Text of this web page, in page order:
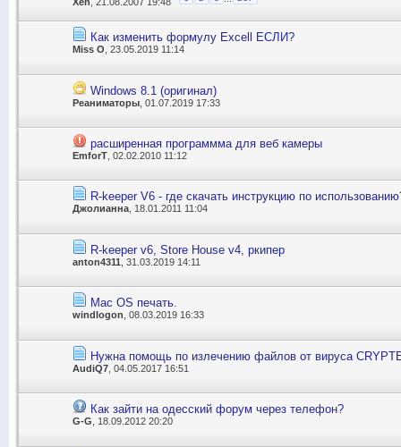
Как изменить формулу Excell ЕСЛИ?
Miss O , 23.05.2019 11:14
Windows 8.1 (оригинал)
Реаниматоры , 01.07.2019 17:33
расширенная программма для веб камеры
EmforT , 02.02.2010 11:12
R-keeper V6 - где скачать инструкцию по
Джолианна, 18.01.2011 11:04
R-keeper v6, Store House v4, ркипер
anton4311 , 31.03.2019 14:11
Mac OS печать.
windlogon, 08.03.2019 16:33
Нужна помощь по излечению файлов от вируса
AudiQ7 , 04.05.2017 16:51
Как зайти на одесский форум через телефон?
G-G , 18.09.2012 20:20